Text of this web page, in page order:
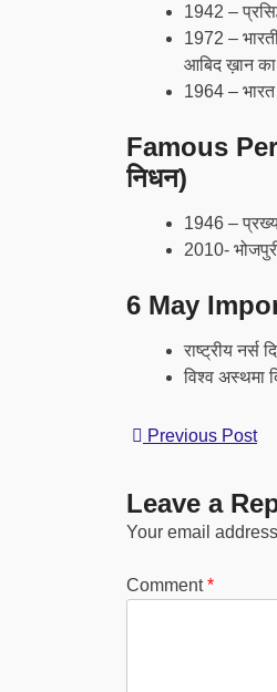
1942 –
1972 –
आबिद ख़ान
1964 –
Famous
निधन)
1946 –
2010-
6 May
राष्ट्रीय नर्स
विश्व अस्थमा
Previous Post
Leave a
Your email
Comment*